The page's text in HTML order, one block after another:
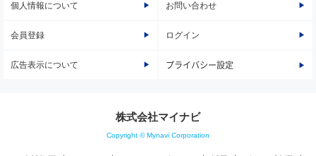
個人情報について お問い合わせ
会員登録 ログイン
広告表示について プライバシー設定
株式会社マイナビ
Copyright © Mynavi Corporation